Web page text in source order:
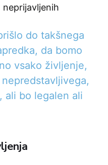
neprijavljenih
do takšnega
da bomo
vsako življenje,
ali bo legalen ali